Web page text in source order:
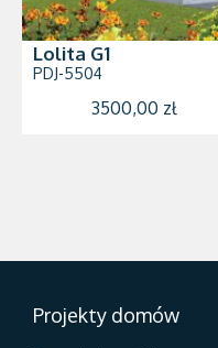
Lolita G1
PDJ-5504
3500,00 zł
Projekty domów